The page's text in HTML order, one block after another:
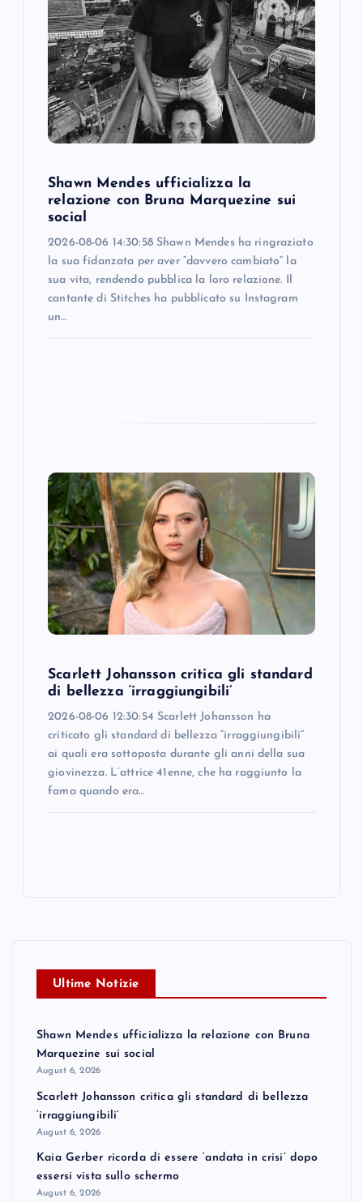
Shawn Mendes ufficializza la
relazione con Bruna Marquezine sui
social
2026-08-06 14:30:58 Shawn Mendes ha ringraziato
la sua fidanzata per aver “davvero cambiato” la
sua vita, rendendo pubblica la loro relazione. Il
cantante di Stitches ha pubblicato su Instagram
un…
Scarlett Johansson critica gli standard
di bellezza ‘irraggiungibili’
2026-08-06 12:30:54 Scarlett Johansson ha
criticato gli standard di bellezza “irraggiungibili”
ai quali era sottoposta durante gli anni della sua
giovinezza. L’attrice 41enne, che ha raggiunto la
fama quando era…
Ultime Notizie
Shawn Mendes ufficializza la relazione con Bruna
Marquezine sui social
August 6, 2026
Scarlett Johansson critica gli standard di bellezza
‘irraggiungibili’
August 6, 2026
Kaia Gerber ricorda di essere ‘andata in crisi’ dopo
essersi vista sullo schermo
August 6, 2026